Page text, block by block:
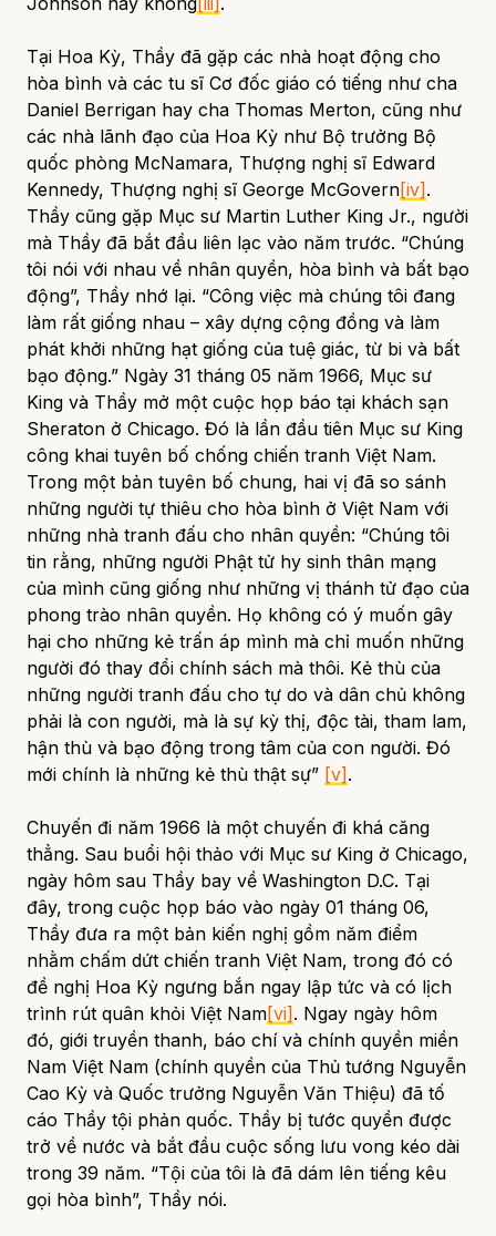
Tại Hoa Kỳ, Thầy đã gặp các nhà hoạt động cho
hòa bình và các tu sĩ Cơ đốc giáo có tiếng như cha
Daniel Berrigan hay cha Thomas Merton, cũng như
các nhà lãnh đạo của Hoa Kỳ như Bộ trưởng Bộ
quốc phòng McNamara, Thượng nghị sĩ Edward
Kennedy, Thượng nghị sĩ George McGovern[iv] .
Thầy cũng gặp Mục sư Martin Luther King Jr., người
mà Thầy đã bắt đầu liên lạc vào năm trước. “Chúng
tôi nói với nhau về nhân quyền, hòa bình và bất bạo
động”, Thầy nhớ lại. “Công việc mà chúng tôi đang
làm rất giống nhau – xây dựng cộng đồng và làm
phát khởi những hạt giống của tuệ giác, từ bi và bất
bạo động.” Ngày 31 tháng 05 năm 1966, Mục sư
King và Thầy mở một cuộc họp báo tại khách sạn
Sheraton ở Chicago. Đó là lần đầu tiên Mục sư King
công khai tuyên bố chống chiến tranh Việt Nam.
Trong một bản tuyên bố chung, hai vị đã so sánh
những người tự thiêu cho hòa bình ở Việt Nam với
những nhà tranh đấu cho nhân quyền: “Chúng tôi
tin rằng, những người Phật tử hy sinh thân mạng
của mình cũng giống như những vị thánh tử đạo của
phong trào nhân quyền. Họ không có ý muốn gây
hại cho những kẻ trấn áp mình mà chỉ muốn những
người đó thay đổi chính sách mà thôi. Kẻ thù của
những người tranh đấu cho tự do và dân chủ không
phải là con người, mà là sự kỳ thị, độc tài, tham lam,
hận thù và bạo động trong tâm của con người. Đó
mới chính là những kẻ thù thật sự” [v] .
Chuyến đi năm 1966 là một chuyến đi khá căng
thẳng. Sau buổi hội thảo với Mục sư King ở Chicago,
ngày hôm sau Thầy bay về Washington D.C. Tại
đây, trong cuộc họp báo vào ngày 01 tháng 06,
Thầy đưa ra một bản kiến nghị gồm năm điểm
nhằm chấm dứt chiến tranh Việt Nam, trong đó có
đề nghị Hoa Kỳ ngưng bắn ngay lập tức và có lịch
trình rút quân khỏi Việt Nam[vi] . Ngay ngày hôm
đó, giới truyền thanh, báo chí và chính quyền miền
Nam Việt Nam (chính quyền của Thủ tướng Nguyễn
Cao Kỳ và Quốc trưởng Nguyễn Văn Thiệu) đã tố
cáo Thầy tội phản quốc. Thầy bị tước quyền được
trở về nước và bắt đầu cuộc sống lưu vong kéo dài
trong 39 năm. “Tội của tôi là đã dám lên tiếng kêu
gọi hòa bình”, Thầy nói.